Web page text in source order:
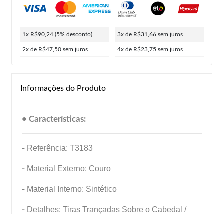
1x R$90,24 (5% desconto)
2x de R$47,50 sem juros
3x de R$31,66 sem juros
4x de R$23,75 sem juros
Informações do Produto
• Características:
- Referência: T3183
- Material Externo: Couro
- Material Interno: Sintético
- Detalhes: Tiras Trançadas Sobre o Cabedal /